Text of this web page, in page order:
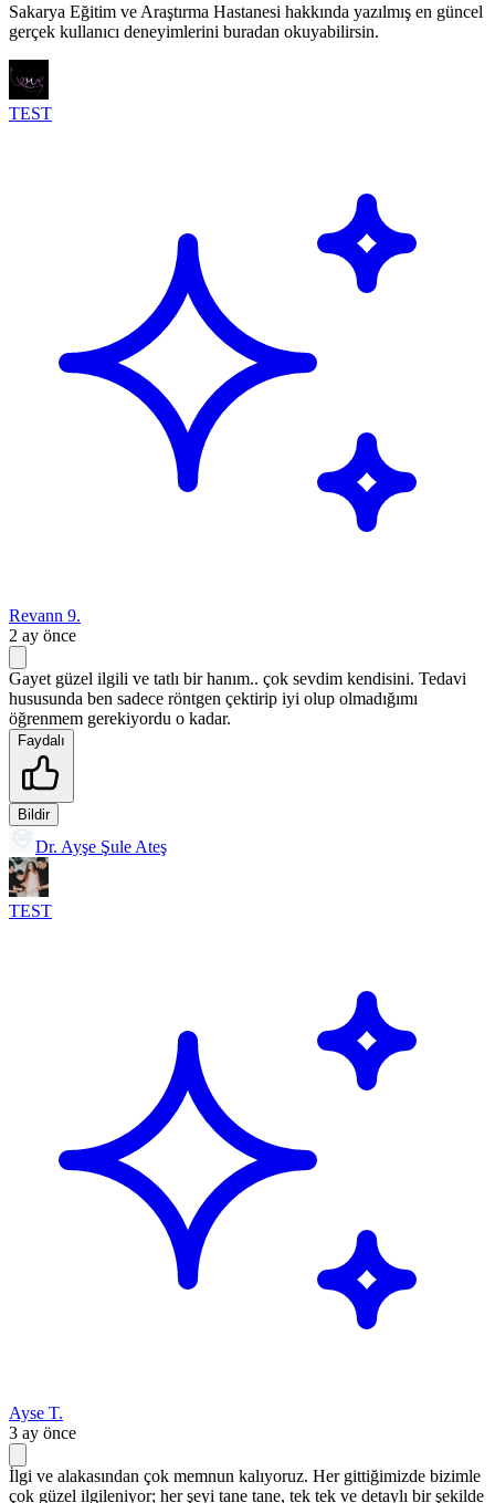
Sakarya Eğitim ve Araştırma Hastanesi hakkında yazılmış en güncel
gerçek kullanıcı deneyimlerini buradan okuyabilirsin.
TEST
Revann 9.
2 ay önce
Gayet güzel ilgili ve tatlı bir hanım.. çok sevdim kendisini. Tedavi
hususunda ben sadece röntgen çektirip iyi olup olmadığımı
öğrenmem gerekiyordu o kadar.
Faydalı
Bildir
Dr. Ayşe Şule Ateş
TEST
Ayse T.
3 ay önce
İlgi ve alakasından çok memnun kalıyoruz. Her gittiğimizde bizimle
çok güzel ilgileniyor; her şeyi tane tane, tek tek ve detaylı bir şekilde